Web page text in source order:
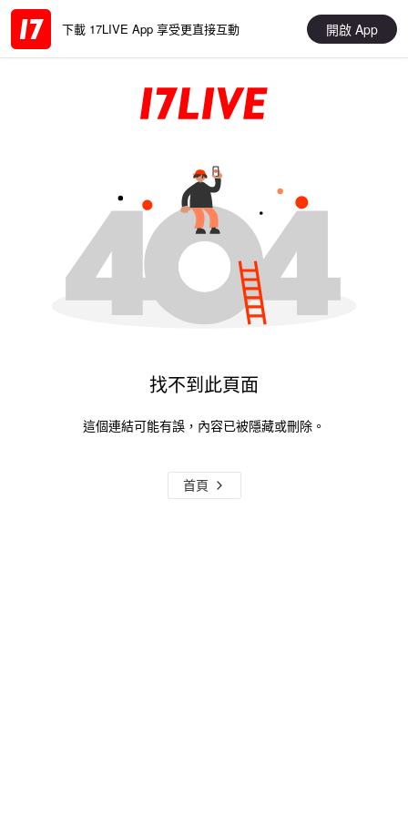
下載 17LIVE App 享受更直接互動 開啟 App
找不到此頁面
這個連結可能有誤，內容已被隱藏或刪除。
首頁